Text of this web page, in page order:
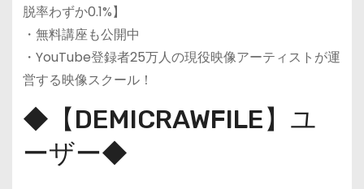
脱率わずか0.1%】
・無料講座も公開中
・YouTube登録者25万人の現役映像アーティストが運
営する映像スクール！
◆【DEMICRAWFILE】ユ
ーザー◆